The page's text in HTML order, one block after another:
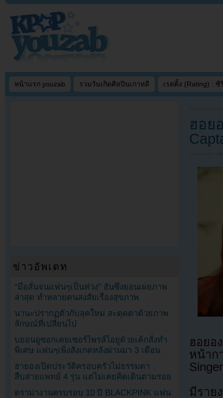
หน้าแรก youzab รวมวันเกิดศิลปินเกาหลี เรตติ้ง (Rating) : ซี
ฮอย
ฮอย
หน้าก
มีราย
ข่าวอัพเดท
“มือสั่นจนแฟนๆเป็นห่วง” ฮันซึงยอนเผยภาพ
ล่าสุด ทำหลายคนสงสัยเรื่องสุขภาพ
นานะปรากฏตัวกับลุคใหม่ สะดุดตาด้วยภาพ
ลักษณ์ที่เปลี่ยนไป
บยอนอูซอกเคยเซอร์ไพรส์ไอยูด้วยเค้กสั่งทำ
พิเศษ แฟนๆเพิ่งสังเกตหลังผ่านมา 3 เดือน
ฮายองเปิดประวัติครอบครัวไม่ธรรมดา
สืบสายแพทย์ 4 รุ่น แต่ไม่เคยคิดเดินตามรอย
ดราม่างานครบรอบ 10 ปี BLACKPINK แฟน